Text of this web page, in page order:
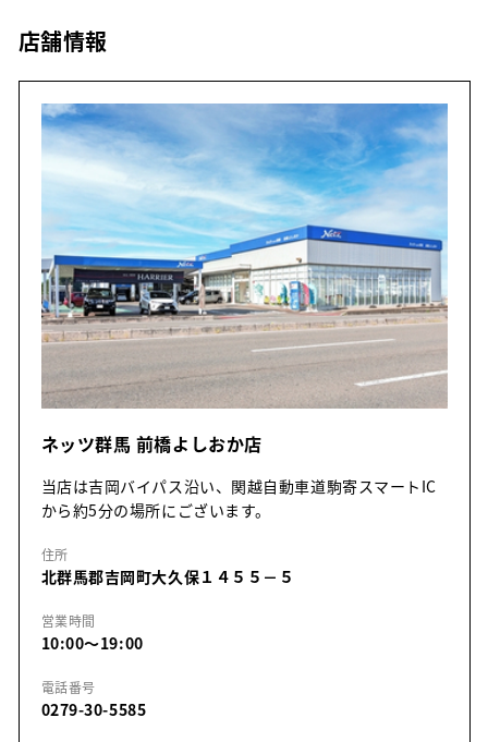
店舗情報
ネッツ群馬 前橋よしおか店
当店は吉岡バイパス沿い、関越自動車道駒寄スマートIC
から約5分の場所にございます。
住所
北群馬郡吉岡町大久保１４５５－５
営業時間
10:00～19:00
電話番号
0279-30-5585